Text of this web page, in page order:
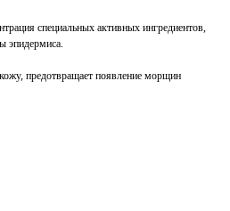
специальных активных ингредиентов,
эпидермиса.
предотвращает появление морщин